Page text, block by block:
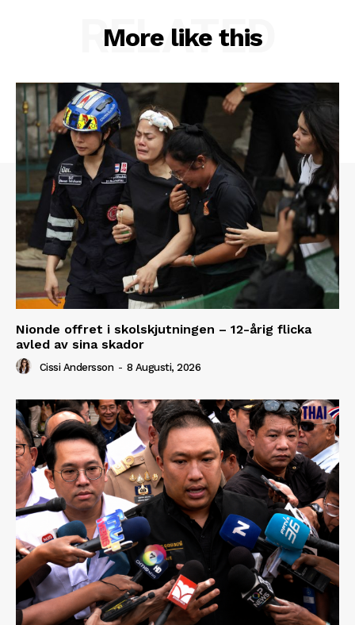
More like this
RELATED
Nionde offret i skolskjutningen – 12-årig flicka
avled av sina skador
Cissi Andersson - 8 Augusti, 2026